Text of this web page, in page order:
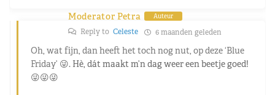
Moderator Petra Auteur
Reply to Celeste 6 maanden geleden
Oh, wat fijn, dan heeft het toch nog nut, op deze ‘Blue
Friday’ 😜. Hè, dát maakt m’n dag weer een beetje goed!
😜😜😜